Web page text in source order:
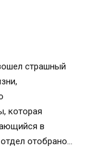
страшный
которая
в
отобрано